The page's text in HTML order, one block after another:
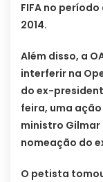
FIFA no
2014.
Além disso, a
interferir na
do ex-
feira, uma ação
ministro Gilmar
nomeação do
O petista